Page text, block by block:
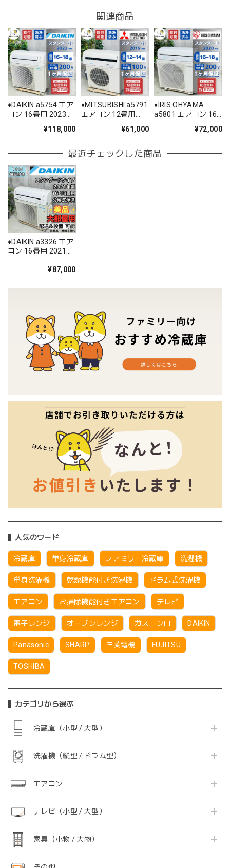
人気のワード
冷蔵庫 単身冷蔵庫 ファミリー冷蔵庫 洗濯機
単身洗濯機 乾燥機能付き洗濯機 ドラム式洗濯機
エアコン お掃除機能付きエアコン テレビ
電子レンジ オーブンレンジ ガスコンロ DAIKIN
Panasonic SHARP 三菱電機 FUJITSU
TOSHIBA
カテゴリから選ぶ
冷蔵庫（小型 / 大型）
洗濯機（縦型 / ドラム型）
エアコン
テレビ（小型 / 大型）
家具（小物 / 大物）
関連商品
♦️DAIKIN a5754 エア
コン 16畳用 2023年
¥118,000
♦️MITSUBISHI a5791
エアコン 12畳用
¥61,000
♦️IRIS OHYAMA
a5801 エアコン 16
¥72,000
最近チェックした商品
♦️DAIKIN a3326 エア
コン 16畳用 2021年
¥87,000